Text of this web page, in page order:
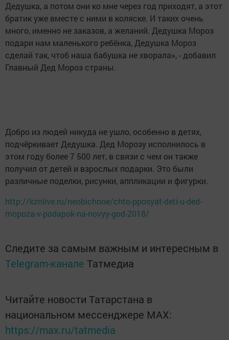
Дедушка, а потом они ко мне через год приходят, а этот
братик уже вместе с ними в коляске. И таких очень
много, именно не заказов, а желаний. Дедушка Мороз
подари нам маленького ребёнка, Дедушка Мороз
сделай так, чтоб наша бабушка не хворала», - добавил
Главный Дед Мороз страны.
Добро из людей никуда не ушло, особенно в детях,
подчёркивает Дедушка. Дед Морозу исполнилось в
этом году более 7 500 лет, в связи с чем он также
получил от детей и взрослых подарки. Это были
различные поделки, рисунки, аппликации и фигурки.
http://kznlive.ru/neobichnoe/chto-pposyat-deti-u-ded-
mopoza-v-podapok-na-novyy-god-2018/
Следите за самым важным и интересным в
Telegram-канале Татмедиа
Читайте новости Татарстана в
национальном мессенджере MАХ:
https://max.ru/tatmedia